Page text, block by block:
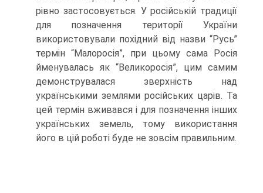
рівно застосовується. У російській традиції
для позначення території України
використовували похідний від назви “Русь”
термін “Малоросія”, при цьому сама Росія
йменувалась як “Великоросія”, цим самим
демонструвалася зверхність над
українськими землями російських царів. Та
цей термін вживався і для позначення інших
українських земель, тому використання
його в цій роботі буде не зовсім правильним.